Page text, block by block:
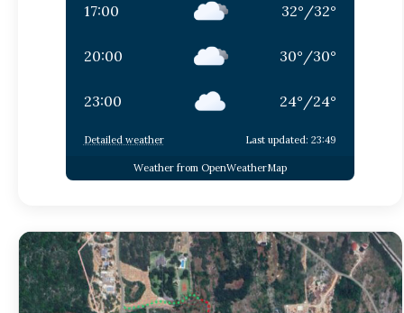
17:00 32° /32°
20:00 30° /30°
23:00 24° /24°
Detailed weather Last updated: 23:49
Weather from OpenWeatherMap